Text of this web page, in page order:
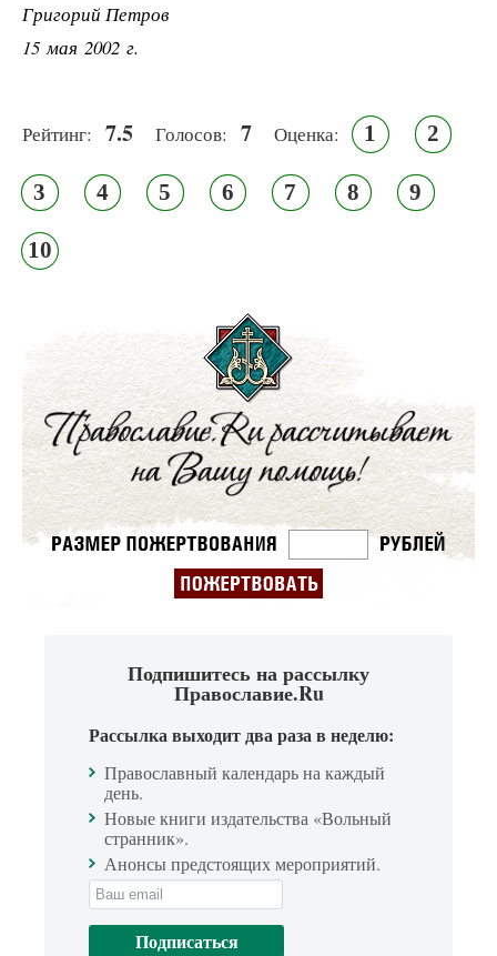
Григорий Петров
15 мая 2002 г.
Рейтинг: 7.5 Голосов: 7 Оценка: 1 2
3 4 5 6 7 8 9
10
Подпишитесь на рассылку
Православие.Ru
Рассылка выходит два раза в неделю:
Православный календарь на каждый
день.
Новые книги издательства «Вольный
странник».
Анонсы предстоящих мероприятий.